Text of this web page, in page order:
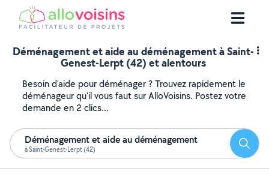
Déménagement et aide au déménagement à Saint-
Genest-Lerpt (42) et alentours
Besoin d'aide pour déménager ? Trouvez rapidement le
déménageur qu'il vous faut sur AlloVoisins. Postez votre
demande en 2 clics...
Déménagement et aide au déménagement
à Saint-Genest-Lerpt (42)